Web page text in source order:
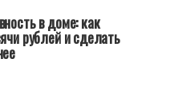
в доме: как
рублей и сделать